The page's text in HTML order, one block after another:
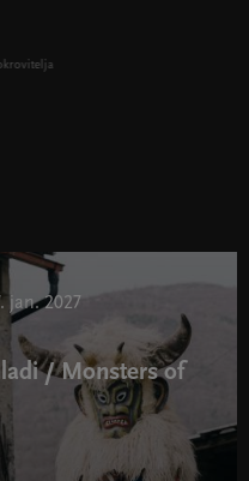
jan. 2027
/ Monsters of